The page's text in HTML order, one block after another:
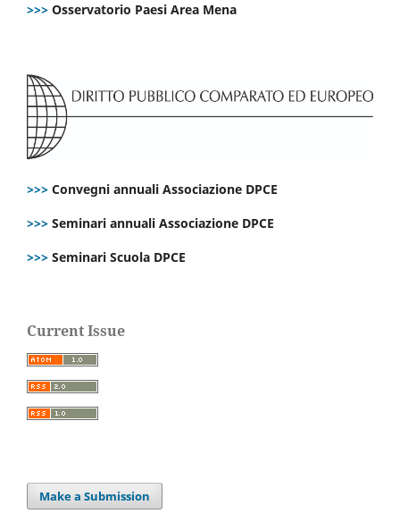
>>> Osservatorio Paesi Area Mena
>>> Convegni annuali Associazione DPCE
>>> Seminari annuali Associazione DPCE
>>> Seminari Scuola DPCE
Current Issue
Make a Submission